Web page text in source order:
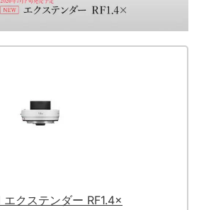
クステンダー RF1.4×